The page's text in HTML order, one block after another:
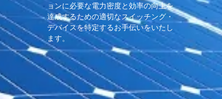
ョンに必要な電力密度と効率の向上を
達成するための適切なスイッチング・
デバイスを特定するお手伝いをいたし
ます。